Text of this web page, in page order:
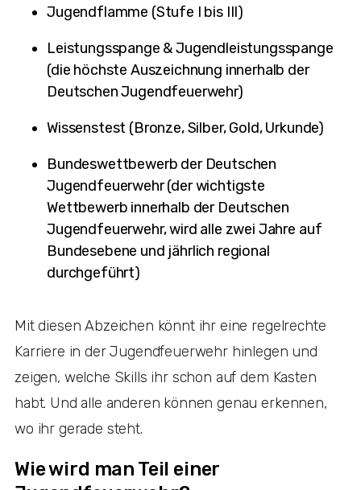
Jugendflamme (Stufe I bis III)
Leistungsspange & Jugendleistungsspange
(die höchste Auszeichnung innerhalb der
Deutschen Jugendfeuerwehr)
Wissenstest (Bronze, Silber, Gold, Urkunde)
Bundeswettbewerb der Deutschen
Jugendfeuerwehr (der wichtigste
Wettbewerb innerhalb der Deutschen
Jugendfeuerwehr, wird alle zwei Jahre auf
Bundesebene und jährlich regional
durchgeführt)
Mit diesen Abzeichen könnt ihr eine regelrechte
Karriere in der Jugendfeuerwehr hinlegen und
zeigen, welche Skills ihr schon auf dem Kasten
habt. Und alle anderen können genau erkennen,
wo ihr gerade steht.
Wie wird man Teil einer